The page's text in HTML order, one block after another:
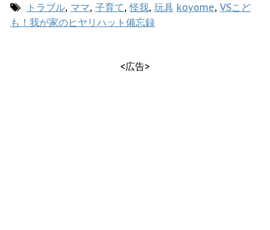
トラブル, ママ, 子育て,怪我, 玩具 koyome, VSこど
も！我が家のヒヤリハット備忘録
<広告>